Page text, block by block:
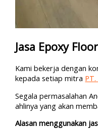
Jasa Epoxy
Kami bekerja dengan
kepada setiap mitra
Segala permasalahan
ahlinya yang akan
Alasan menggunakan